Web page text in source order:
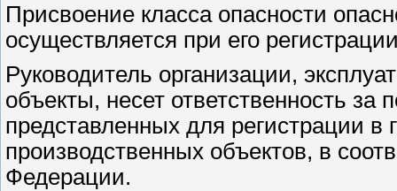
Присвоение класса опасности
осуществляется при его
Руководитель организации,
объекты, несет ответственность за
представленных для регистрации в
производственных объектов, в
Федерации.